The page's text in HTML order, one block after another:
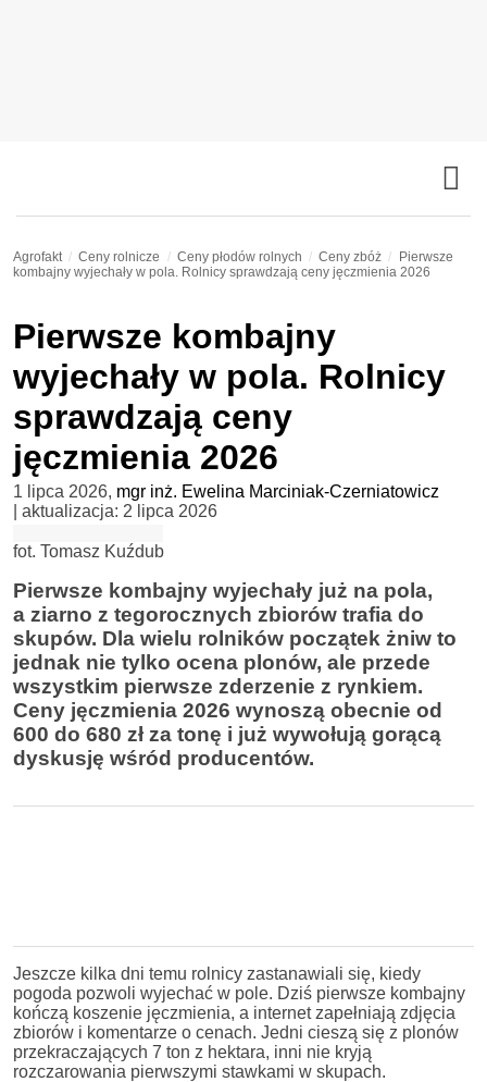
Agrofakt Ceny rolnicze Ceny płodów rolnych Ceny zbóż
Pierwsze
kombajny wyjechały w pola. Rolnicy sprawdzają ceny jęczmienia 2026
Pierwsze kombajny
wyjechały w pola. Rolnicy
sprawdzają ceny
jęczmienia 2026
1 lipca 2026, mgr inż. Ewelina Marciniak-Czerniatowicz
| aktualizacja: 2 lipca 2026
fot. Tomasz Kuźdub
Pierwsze kombajny wyjechały już na pola,
a ziarno z tegorocznych zbiorów trafia do
skupów. Dla wielu rolników początek żniw to
jednak nie tylko ocena plonów, ale przede
wszystkim pierwsze zderzenie z rynkiem.
Ceny jęczmienia 2026 wynoszą obecnie od
600 do 680 zł za tonę i już wywołują gorącą
dyskusję wśród producentów.
Jeszcze kilka dni temu rolnicy zastanawiali się, kiedy
pogoda pozwoli wyjechać w pole. Dziś pierwsze kombajny
kończą koszenie jęczmienia, a internet zapełniają zdjęcia
zbiorów i komentarze o cenach. Jedni cieszą się z plonów
przekraczających 7 ton z hektara, inni nie kryją
rozczarowania pierwszymi stawkami w skupach.